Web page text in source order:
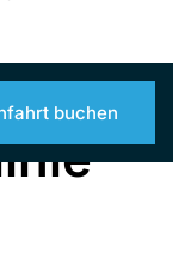
buchen